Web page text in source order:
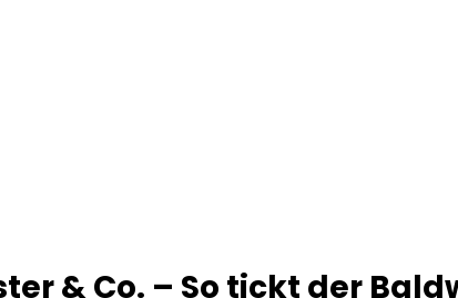
& Co. – So tickt der